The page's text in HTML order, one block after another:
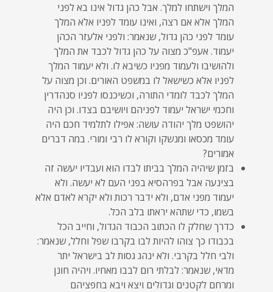
המלך וישתחו למלך. אבל כהן גדול אינו בא לפני
המלך אלא אם רצה, ואינו עומד לפניו אלא המלך
עומד לפני כהן גדול, שנאמר: ולפני אלעזר הכהן
יעמוד. אעפ"כ מצוה על כהן גדול לכבד את המלך
ולהושיבו ולעמוד מפניו כשיבא לו. ולא יעמוד המלך
לפניו אלא כשישאל לו במשפט האורים. וכן מצוה על
המלך לכבד לומדי התורה, וכשיכנסו לפניו סנהדרין
וחכמי ישראל יעמוד לפניהם ויושיבם בצדו. וכן היה
יהושפט מלך יהודה עושה: אפילו לתלמיד חכם היה
עומד מכסאו ומנשקו וקורא לו רבי ומורי. במה דברים
אמורים?
בזמן שיהיה המלך בביתו לבדו הוא ועבדיו יעשה זה
בצינעה אבל בפרהסיא בפני העם לא יעשה. ולא
יעמוד מפני אדם, ולא ידבר רכות ולא יקרא לאדם אלא
בשמו, כדי שתהא יראתו בלב הכל.
כדרך שחלק לו הכתוב הכבוד הגדול, וחייב הכל
בכבודו כך צוהו להיות לבו בקרבו שפל וחלל, שנאמר:
ולבי חלל בקרבי. ולא ינהג גסות לב בישראל יתר
מדאי, שנאמר: לבלתי רום לבבו מאחיו. ויהיה חונן
ומרחם לקטנים וגדולים ויצא ויבא בחפציהם